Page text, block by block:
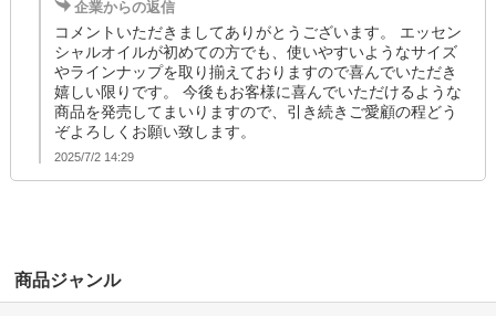
企業からの返信
コメントいただきましてありがとうございます。 エッセン
シャルオイルが初めての方でも、使いやすいようなサイズ
やラインナップを取り揃えておりますので喜んでいただき
嬉しい限りです。 今後もお客様に喜んでいただけるような
商品を発売してまいりますので、引き続きご愛顧の程どう
ぞよろしくお願い致します。
2025/7/2 14:29
商品ジャンル